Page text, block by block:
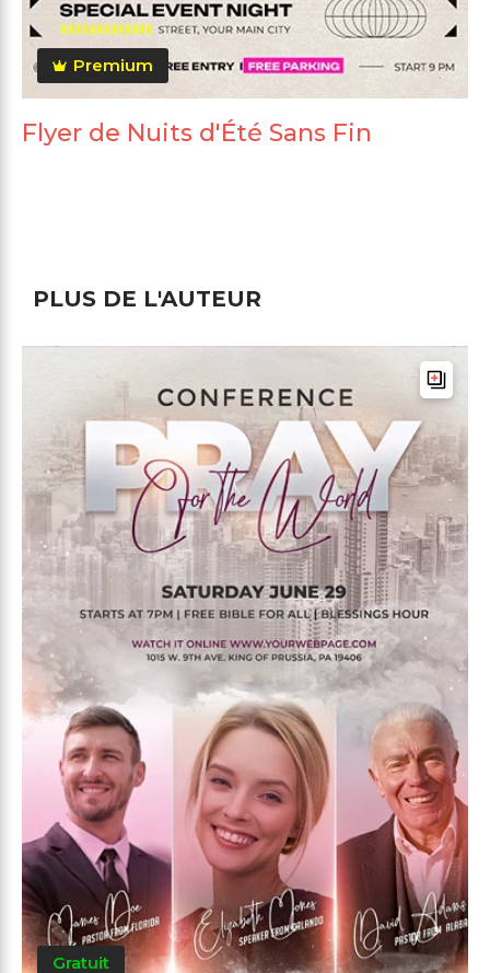
Premium
Flyer de Nuits d'Été Sans Fin
PLUS DE L'AUTEUR
Gratuit